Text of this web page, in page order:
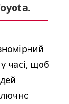
часі, щоб